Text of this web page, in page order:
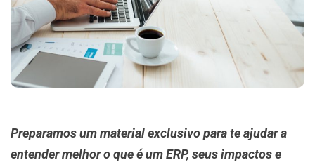
Preparamos um material exclusivo para te ajudar a
entender melhor o que é um ERP, seus impactos e